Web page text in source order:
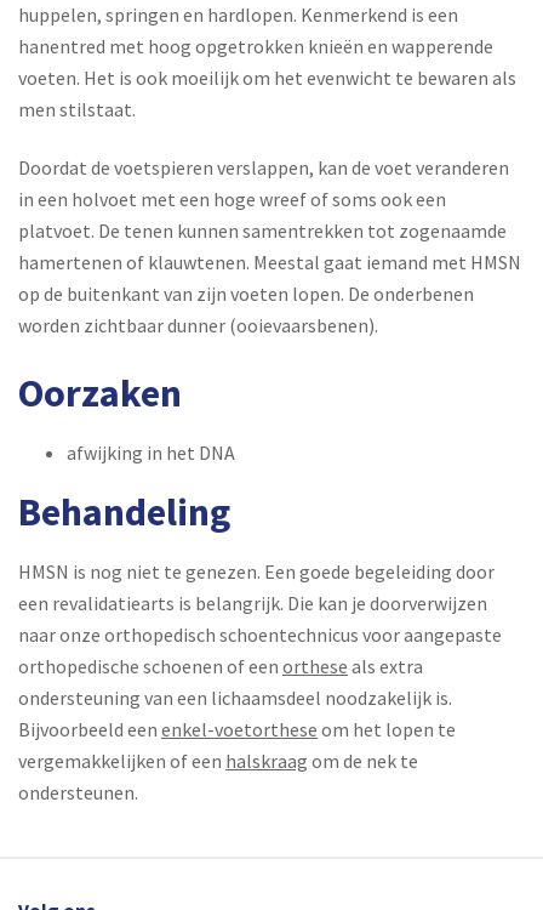
huppelen, springen en hardlopen. Kenmerkend is een
hanentred met hoog opgetrokken knieën en wapperende
voeten. Het is ook moeilijk om het evenwicht te bewaren als
men stilstaat.
Doordat de voetspieren verslappen, kan de voet veranderen
in een holvoet met een hoge wreef of soms ook een
platvoet. De tenen kunnen samentrekken tot zogenaamde
hamertenen of klauwtenen. Meestal gaat iemand met HMSN
op de buitenkant van zijn voeten lopen. De onderbenen
worden zichtbaar dunner (ooievaarsbenen).
Oorzaken
afwijking in het DNA
Behandeling
HMSN is nog niet te genezen. Een goede begeleiding door
een revalidatiearts is belangrijk. Die kan je doorverwijzen
naar onze orthopedisch schoentechnicus voor aangepaste
orthopedische schoenen of een orthese als extra
ondersteuning van een lichaamsdeel noodzakelijk is.
Bijvoorbeeld een enkel-voetorthese om het lopen te
vergemakkelijken of een halskraag om de nek te
ondersteunen.